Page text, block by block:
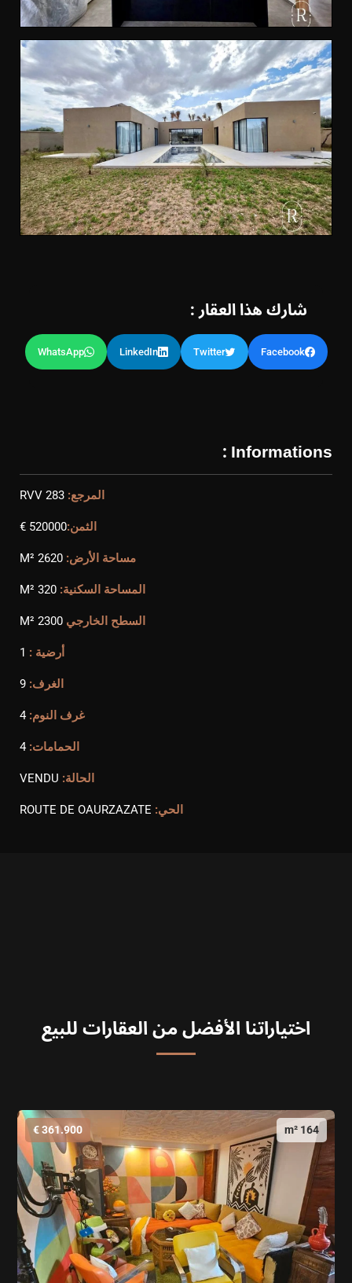
شارك هذا العقار :
Facebook
Twitter
LinkedIn
WhatsApp
Informations :
المرجع: RVV 283
الثمن:520000 €
مساحة الأرض: 2620 M²
المساحة السكنية: 320 M²
السطح الخارجي 2300 M²
أرضية : 1
الغرف: 9
غرف النوم: 4
الحمامات: 4
الحالة: VENDU
الحي: ROUTE DE OAURZAZATE
اختياراتنا الأفضل من العقارات للبيع
164 m²
361.900 €